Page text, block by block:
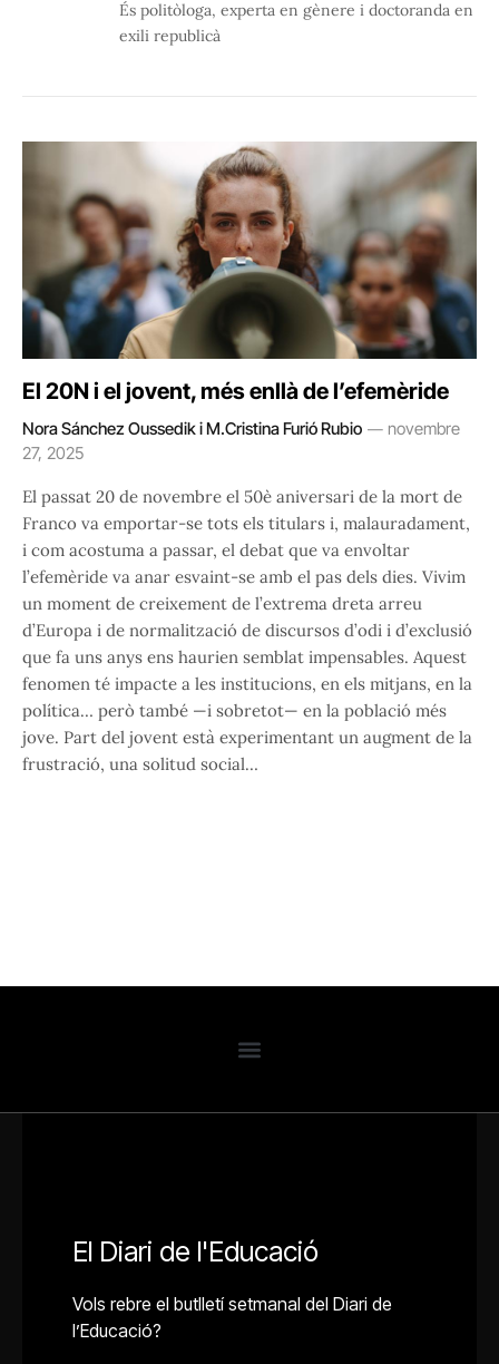
És politòloga, experta en gènere i doctoranda en
exili republicà
El 20N i el jovent, més enllà de l’efemèride
Nora Sánchez Oussedik i M.Cristina Furió Rubio
novembre
27, 2025
El passat 20 de novembre el 50è aniversari de la mort de
Franco va emportar-se tots els titulars i, malauradament,
i com acostuma a passar, el debat que va envoltar
l’efemèride va anar esvaint-se amb el pas dels dies. Vivim
un moment de creixement de l’extrema dreta arreu
d’Europa i de normalització de discursos d’odi i d’exclusió
que fa uns anys ens haurien semblat impensables. Aquest
fenomen té impacte a les institucions, en els mitjans, en la
política… però també —i sobretot— en la població més
jove. Part del jovent està experimentant un augment de la
frustració, una solitud social…